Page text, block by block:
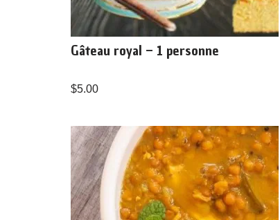
Gâteau royal – 1 personne
$5.00